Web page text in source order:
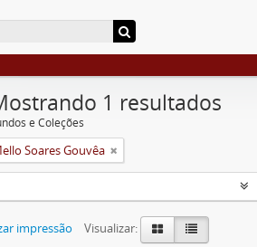
1 resultados
e Coleções
Soares Gouvêa
impressão
Visualizar: